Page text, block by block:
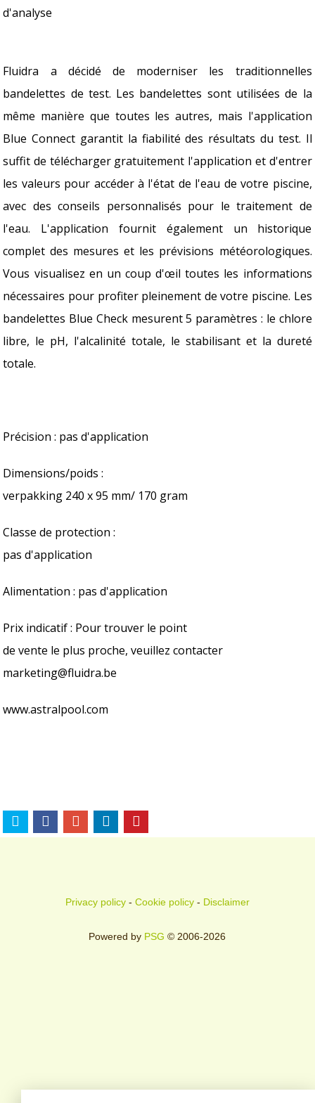
d'analyse
Fluidra a décidé de moderniser les traditionnelles
bandelettes de test. Les bandelettes sont utilisées de la
même manière que toutes les autres, mais l'application
Blue Connect garantit la fiabilité des résultats du test. Il
suffit de télécharger gratuitement l'application et d'entrer
les valeurs pour accéder à l'état de l'eau de votre piscine,
avec des conseils personnalisés pour le traitement de
l'eau. L'application fournit également un historique
complet des mesures et les prévisions météorologiques.
Vous visualisez en un coup d'œil toutes les informations
nécessaires pour profiter pleinement de votre piscine. Les
bandelettes Blue Check mesurent 5 paramètres : le chlore
libre, le pH, l'alcalinité totale, le stabilisant et la dureté
totale.
Précision : pas d'application
Dimensions/poids :
verpakking 240 x 95 mm/ 170 gram
Classe de protection :
pas d'application
Alimentation : pas d'application
Prix indicatif : Pour trouver le point
de vente le plus proche, veuillez contacter
marketing@fluidra.be
www.astralpool.com
Privacy policy- Cookie policy- Disclaimer
Powered by PSG © 2006-2026